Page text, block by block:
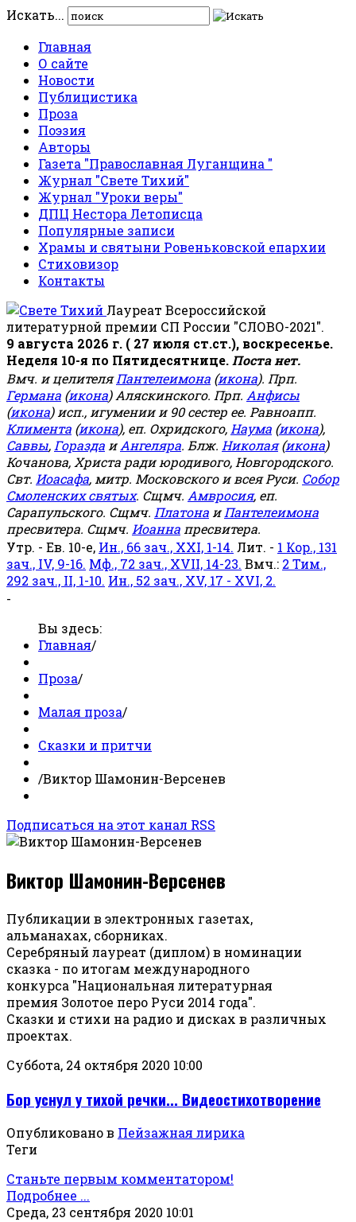
Искать...
Главная
О сайте
Новости
Публицистика
Проза
Поэзия
Авторы
Газета "Православная Луганщина "
Журнал "Свете Тихий"
Журнал "Уроки веры"
ДПЦ Нестора Летописца
Популярные записи
Храмы и святыни Ровеньковской епархии
Стиховизор
Контакты
Лауреат Всероссийской
литературной премии СП России "СЛОВО-2021".
9 августа 2026 г. ( 27 июля ст.ст.), воскресенье.
Неделя 10-я по Пятидесятнице. Поста нет.
Вмч. и целителяПантелеимона (икона). Прп.
Германа (икона) Аляскинского. Прп. Анфисы
(икона) исп., игумении и 90 сестер ее. Равноапп.
Климента (икона), еп. Охридского, Наума (икона),
Саввы, Горазда иАнгеляра. Блж. Николая(икона)
Кочанова, Христа ради юродивого, Новгородского.
Свт. Иоасафа, митр. Московского и всея Руси. Собор
Смоленских святых. Сщмч. Амвросия, еп.
Сарапульского. Сщмч. Платона иПантелеимона
пресвитера. Сщмч. Иоанна пресвитера.
Утр. - Ев. 10-е, Ин., 66 зач., XXI, 1-14. Лит. - 1 Кор., 131
зач., IV, 9-16. Мф., 72 зач., XVII, 14-23. Вмч.: 2 Тим.,
292 зач., II, 1-10. Ин., 52 зач., XV, 17 - XVI, 2.
-
Вы здесь:
Главная/
Проза/
Малая проза/
Сказки и притчи
/Виктор Шамонин-Версенев
Подписаться на этот канал RSS
Виктор Шамонин-Версенев
Публикации в электронных газетах,
альманахах, сборниках.
Серебряный лауреат (диплом) в номинации
сказка - по итогам международного
конкурса "Национальная литературная
премия Золотое перо Руси 2014 года".
Сказки и стихи на радио и дисках в различных
проектах.
Суббота, 24 октября 2020 10:00
Бор уснул у тихой речки... Видеостихотворение
Опубликовано в Пейзажная лирика
Теги
Станьте первым комментатором!
Подробнее ...
Среда, 23 сентября 2020 10:01